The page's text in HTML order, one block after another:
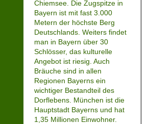
Chiemsee. Die Zugspitze in
Bayern ist mit fast 3.000
Metern der höchste Berg
Deutschlands. Weiters findet
man in Bayern über 30
Schlösser, das kulturelle
Angebot ist riesig. Auch
Bräuche sind in allen
Regionen Bayerns ein
wichtiger Bestandteil des
Dorflebens. München ist die
Hauptstadt Bayerns und hat
1,35 Millionen Einwohner.